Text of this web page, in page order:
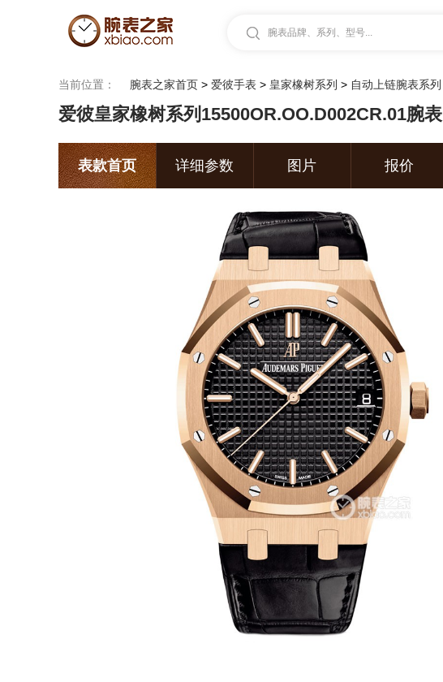
腕表品牌、系列、型号...
当前位置： 腕表之家首页 > 爱彼手表 > 皇家橡树系列 > 自动上链腕表系列
爱彼皇家橡树系列15500OR.OO.D002CR.01腕表
表款首页 详细参数 图片 报价